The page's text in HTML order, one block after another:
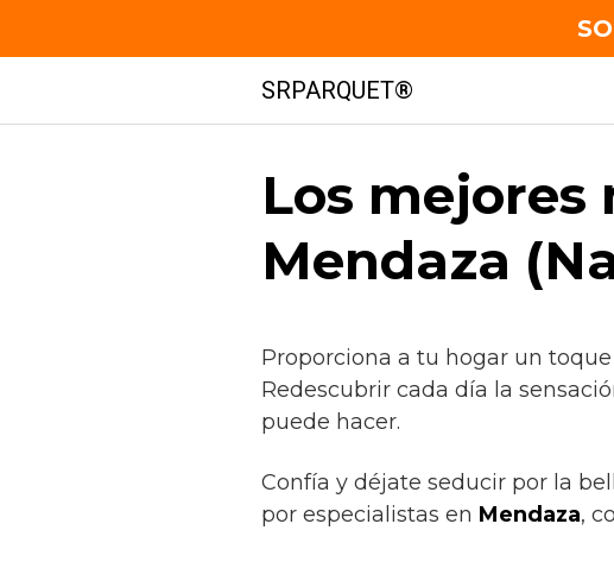
contenido
SRPARQUET®
Los
Mendaza
Proporciona a tu hogar un
Redescubrir cada día la
puede hacer.
Confía y déjate seducir por la
por especialistas en Mendaza,